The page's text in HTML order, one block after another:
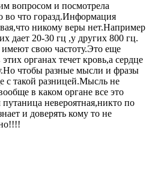
вопросом и посмотрела
во что горазд.Информация
никому веры нет.Например
дает 20-30 гц ,у других 800 гц.
свою частоту.Это еще
органах течет кровь,а сердце
чтобы разные мысли и фразы
с такой разницей.Мысль не
в каком органе все это
невероятная,никто по
и доверять кому то не